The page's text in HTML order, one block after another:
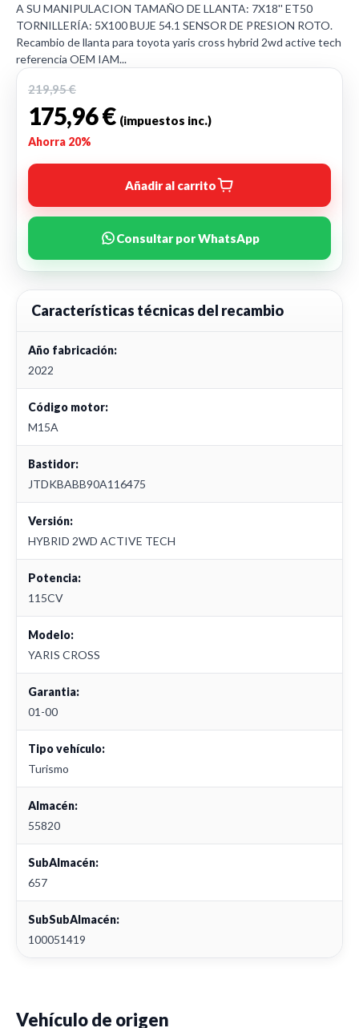
A SU MANIPULACION TAMAÑO DE LLANTA: 7X18'' ET50
TORNILLERÍA: 5X100 BUJE 54.1 SENSOR DE PRESION ROTO.
Recambio de llanta para toyota yaris cross hybrid 2wd active tech
referencia OEM IAM...
219,95 €
175,96 € (impuestos inc.)
Ahorra 20%
Añadir al carrito
Consultar por WhatsApp
Características técnicas del recambio
Año fabricación:
2022
Código motor:
M15A
Bastidor:
JTDKBABB90A116475
Versión:
HYBRID 2WD ACTIVE TECH
Potencia:
115CV
Modelo:
YARIS CROSS
Garantia:
01-00
Tipo vehículo:
Turismo
Almacén:
55820
SubAlmacén:
657
SubSubAlmacén:
100051419
Vehículo de origen